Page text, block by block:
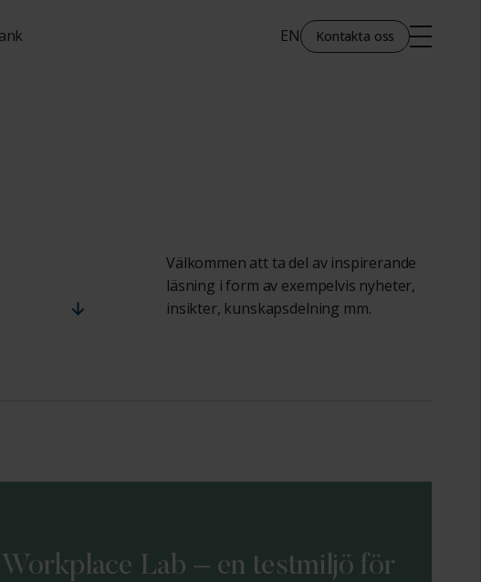
EN Kontakta oss
Välkommen att ta del av inspirerande
läsning i form av exempelvis nyheter,
insikter, kunskapsdelning mm.
Lab – en testmiljö för